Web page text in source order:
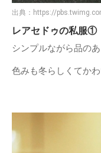
出典： https://
レアセドゥの私服①
シンプルながら品の
色みも冬らしくてかわ